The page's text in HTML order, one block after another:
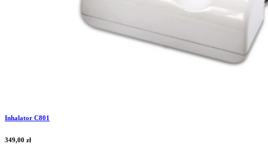
Inhalator C801
349,00 zł